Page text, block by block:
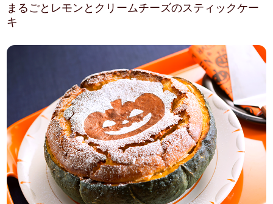
まるごとレモンとクリームチーズのスティックケー
キ